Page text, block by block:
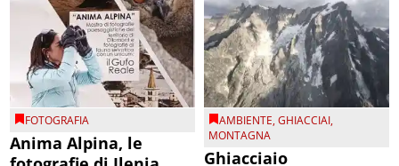
FOTOGRAFIA
Anima Alpina, le
AMBIENTE,GHIACCIAI,
MONTAGNA
Ghiacciaio